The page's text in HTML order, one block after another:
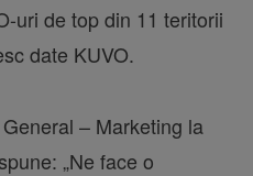
uri de top din 11 teritorii
date KUVO.
– Marketing la
„Ne face o